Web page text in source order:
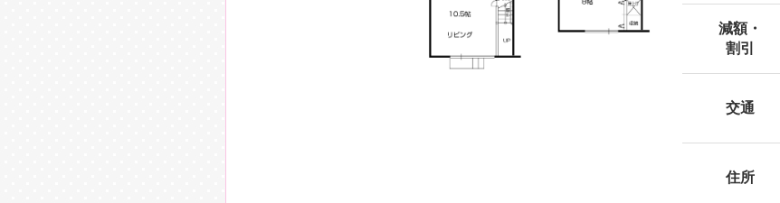
減額・
割引
交通
住所